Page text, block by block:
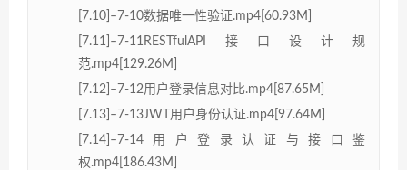
[7.10]–7-10数据唯一性验证.mp4[60.93M]
[7.11]–7-11RESTfulAPI接口设计规
范.mp4[129.26M]
[7.12]–7-12用户登录信息对比.mp4[87.65M]
[7.13]–7-13JWT用户身份认证.mp4[97.64M]
[7.14]–7-14用户登录认证与接口鉴
权.mp4[186.43M]